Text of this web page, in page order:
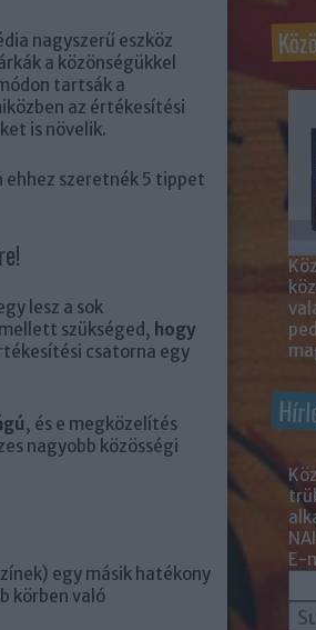
nagyszerű eszköz
a közönségükkel
tartsák a
az értékesítési
is növelik.
ehhez szeretnék 5 tippet
lesz a sok
szükséged, hogy
csatorna egy
, és e megközelítés
nagyobb közösségi
egy másik hatékony
körben való
E-